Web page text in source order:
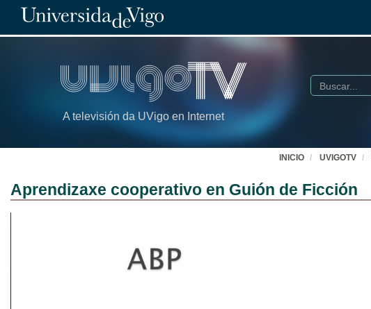
A televisión da UVigo en Internet
Buscar
INICIO UVIGOTV
Aprendizaxe cooperativo en Guión de Ficción